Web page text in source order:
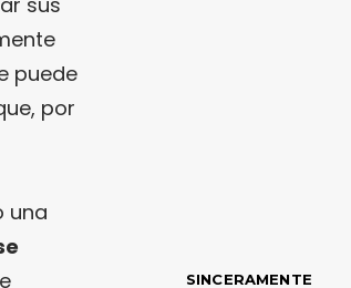
puede
por
una
SINCERAMENTE